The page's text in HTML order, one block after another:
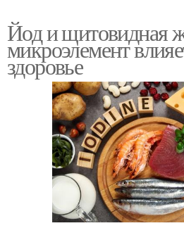
Йод и щитовидная
микроэлемент
здоровье